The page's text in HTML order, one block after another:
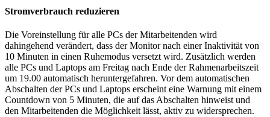
Stromverbrauch reduzieren
Die Voreinstellung für alle PCs der Mitarbeitenden wird
dahingehend verändert, dass der Monitor nach einer Inaktivität von
10 Minuten in einen Ruhemodus versetzt wird. Zusätzlich werden
alle PCs und Laptops am Freitag nach Ende der Rahmenarbeitszeit
um 19.00 automatisch heruntergefahren. Vor dem automatischen
Abschalten der PCs und Laptops erscheint eine Warnung mit einem
Countdown von 5 Minuten, die auf das Abschalten hinweist und
den Mitarbeitenden die Möglichkeit lässt, aktiv zu widersprechen.